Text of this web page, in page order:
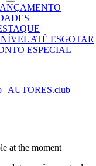
ATÉ ESGOTAR
ESPECIAL
| AUTORES.club
at the moment